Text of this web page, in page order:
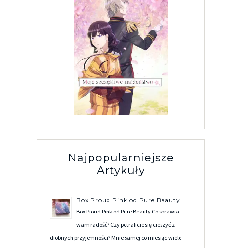
Najpopularniejsze
Artykuły
Box Proud Pink od Pure Beauty
Box Proud Pink od Pure Beauty Co sprawia
wam radość? Czy potraficie się cieszyć z
drobnych przyjemności? Mnie samej co miesiąc wiele